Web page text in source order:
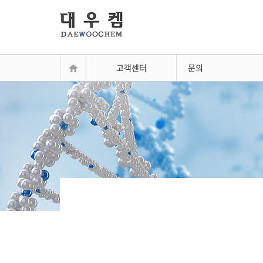
고객센터 문의